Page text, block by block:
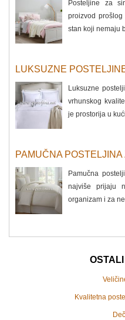
Posteljine za
proizvod
stan koji nemaju
LUKSUZNE
Luksuzne
vrhunskog
je prostorija u
PAMUČNA
Pamučna
najviše prijaju
organizam i za
Kvalitetna